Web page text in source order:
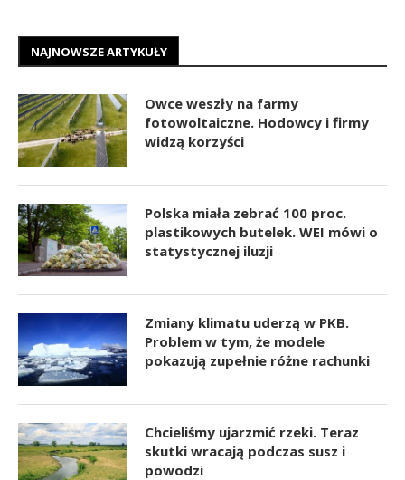
NAJNOWSZE ARTYKUŁY
Owce weszły na farmy
fotowoltaiczne. Hodowcy i firmy
widzą korzyści
Polska miała zebrać 100 proc.
plastikowych butelek. WEI mówi o
statystycznej iluzji
Zmiany klimatu uderzą w PKB.
Problem w tym, że modele
pokazują zupełnie różne rachunki
Chcieliśmy ujarzmić rzeki. Teraz
skutki wracają podczas susz i
powodzi